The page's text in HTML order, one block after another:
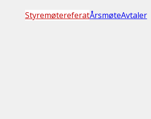
StyremøtereferatÅrsmøteAvtaler